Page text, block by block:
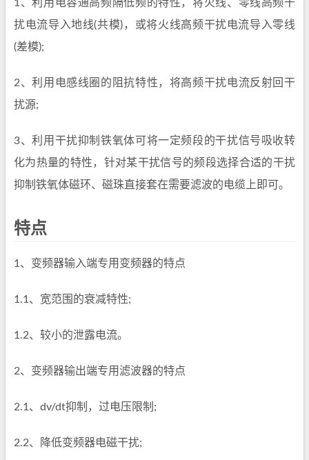
1、利用电容通高频隔低频的特性，将火线、零线高频干
扰电流导入地线(共模)，或将火线高频干扰电流导入零线
(差模);
2、利用电感线圈的阻抗特性，将高频干扰电流反射回干
扰源;
3、利用干扰抑制铁氧体可将一定频段的干扰信号吸收转
化为热量的特性，针对某干扰信号的频段选择合适的干扰
抑制铁氧体磁环、磁珠直接套在需要滤波的电缆上即可。
特点
1、变频器输入端专用变频器的特点
1.1、宽范围的衰减特性;
1.2、较小的泄露电流。
2、变频器输出端专用滤波器的特点
2.1、dv/dt抑制，过电压限制;
2.2、降低变频器电磁干扰;